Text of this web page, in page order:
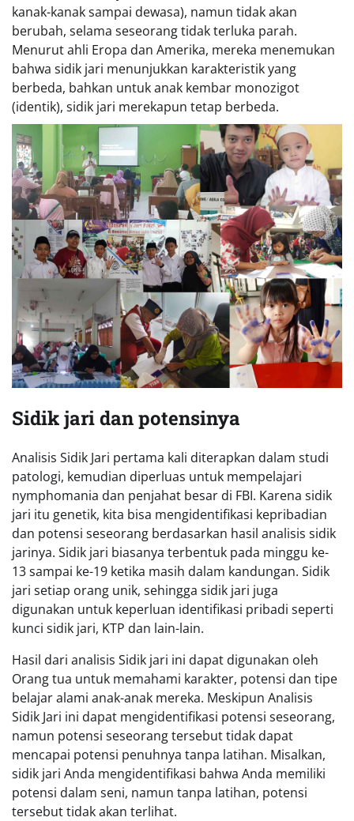
kanak-kanak sampai dewasa), namun tidak akan
berubah, selama seseorang tidak terluka parah.
Menurut ahli Eropa dan Amerika, mereka menemukan
bahwa sidik jari menunjukkan karakteristik yang
berbeda, bahkan untuk anak kembar monozigot
(identik), sidik jari merekapun tetap berbeda.
Sidik jari dan potensinya
Analisis Sidik Jari pertama kali diterapkan dalam studi
patologi, kemudian diperluas untuk mempelajari
nymphomania dan penjahat besar di FBI. Karena sidik
jari itu genetik, kita bisa mengidentifikasi kepribadian
dan potensi seseorang berdasarkan hasil analisis sidik
jarinya. Sidik jari biasanya terbentuk pada minggu ke-
13 sampai ke-19 ketika masih dalam kandungan. Sidik
jari setiap orang unik, sehingga sidik jari juga
digunakan untuk keperluan identifikasi pribadi seperti
kunci sidik jari, KTP dan lain-lain.
Hasil dari analisis Sidik jari ini dapat digunakan oleh
Orang tua untuk memahami karakter, potensi dan tipe
belajar alami anak-anak mereka. Meskipun Analisis
Sidik Jari ini dapat mengidentifikasi potensi seseorang,
namun potensi seseorang tersebut tidak dapat
mencapai potensi penuhnya tanpa latihan. Misalkan,
sidik jari Anda mengidentifikasi bahwa Anda memiliki
potensi dalam seni, namun tanpa latihan, potensi
tersebut tidak akan terlihat.